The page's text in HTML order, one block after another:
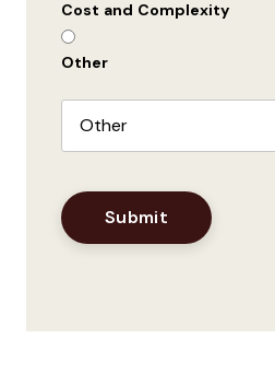
Cost and Complexity
Other